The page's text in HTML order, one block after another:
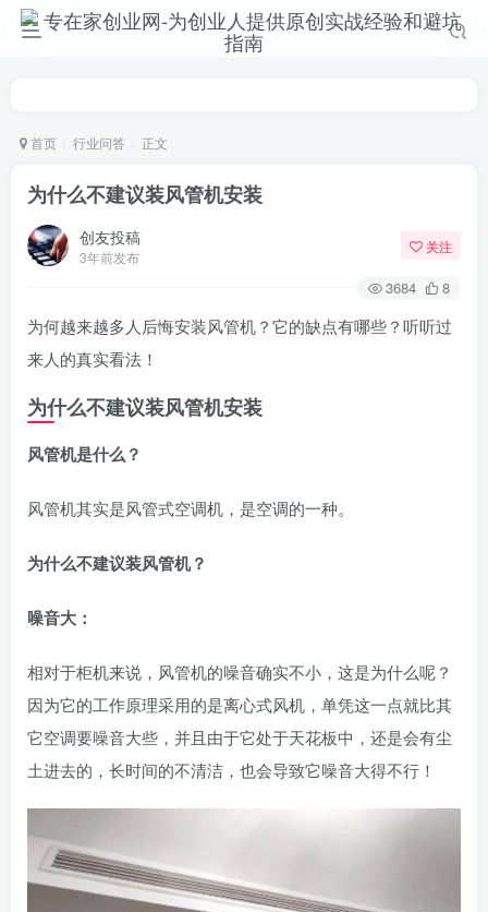
首页 行业问答 正文
为什么不建议装风管机安装
创友投稿
3年前发布
关注
3684 8
为何越来越多人后悔安装风管机？它的缺点有哪些？听听过
来人的真实看法！
为什么不建议装风管机安装
风管机是什么？
风管机其实是风管式空调机，是空调的一种。
为什么不建议装风管机？
噪音大：
相对于柜机来说，风管机的噪音确实不小，这是为什么呢？
因为它的工作原理采用的是离心式风机，单凭这一点就比其
它空调要噪音大些，并且由于它处于天花板中，还是会有尘
土进去的，长时间的不清洁，也会导致它噪音大得不行！